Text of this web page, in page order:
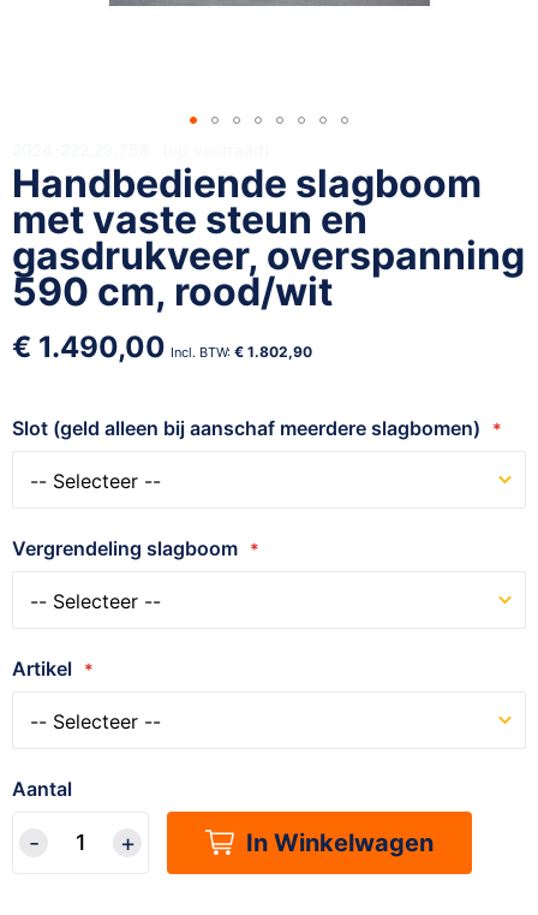
Handbediende slagboom
met vaste steun en
gasdrukveer, overspanning
590 cm, rood/wit
€ 1.490,00 € 1.802,90
Slot (geld alleen bij aanschaf meerdere slagbomen)
Vergrendeling slagboom
Artikel
Aantal
In Winkelwagen
naar
het
begin
van
de
afbeeldingen-
gallerij